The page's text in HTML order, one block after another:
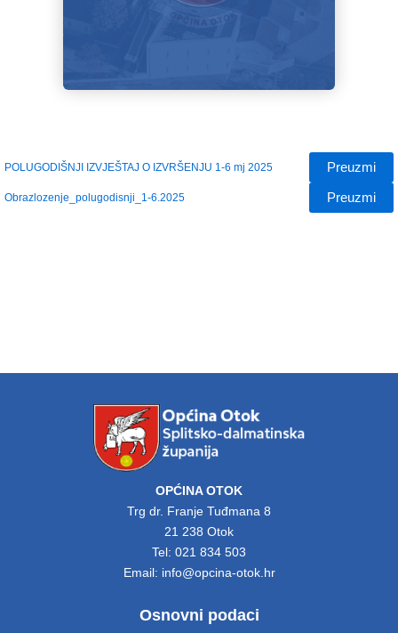
POLUGODIŠNJI IZVJEŠTAJ O IZVRŠENJU 1-6 mj 2025 Preuzmi
Obrazlozenje_polugodisnji_1-6.2025 Preuzmi
OPĆINA OTOK
Trg dr. Franje Tuđmana 8
21 238 Otok
Tel: 021 834 503
Email: info@opcina-otok.hr
Osnovni podaci